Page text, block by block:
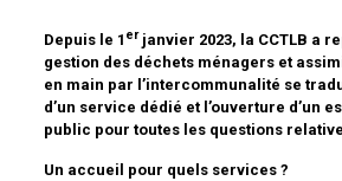
Depuis le 1 erjanvier 2023, la CCTLB a
gestion des déchets ménagers et
en main par l’intercommunalité se
d’un service dédié et l’ouverture d’un
public pour toutes les questions
Un accueil pour quels services ?